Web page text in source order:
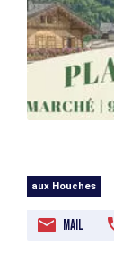
aux Houches
MAIL